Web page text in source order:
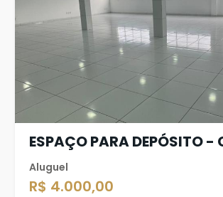
ESPAÇO PARA DEPÓSITO -
Aluguel
R$ 4.000,00